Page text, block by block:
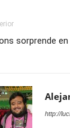
sorprende
http://